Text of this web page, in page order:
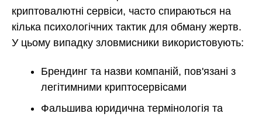
криптовалютні сервіси, часто спираються на
кілька психологічних тактик для обману жертв.
У цьому випадку зловмисники використовують:
Брендинг та назви компаній, пов'язані з
легітимними криптосервісами
Фальшива юридична термінологія та